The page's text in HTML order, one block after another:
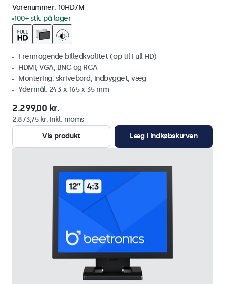
Varenummer: 10HD7M
100+ stk. på lager
Fremragende billedkvalitet (op til Full HD)
HDMI, VGA, BNC og RCA
Montering: skrivebord, indbygget, væg
Ydermål: 243 x 165 x 35 mm
2.299,00 kr.
2.873,75 kr. inkl. moms
Vis produkt
Læg i indkøbskurven